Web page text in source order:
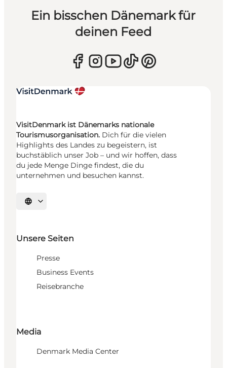
Ein bisschen Dänemark für
deinen Feed
VisitDenmark ist Dänemarks nationale
Tourismusorganisation. Dich für die vielen
Highlights des Landes zu begeistern, ist
buchstäblich unser Job – und wir hoffen, dass
du jede Menge Dinge findest, die du
unternehmen und besuchen kannst.
Sprache auswählen
Unsere Seiten
Presse
Business Events
Reisebranche
Media
Denmark Media Center